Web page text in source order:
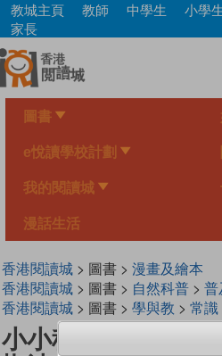
Skip
main
content
教城主頁 教師 中學生
小學
家長
圖書
e悅讀學校計劃
我的閱讀城
漫話生活
香港閱讀城> 圖書 > 漫畫及繪本
香港閱讀城> 圖書 > 自然科普> 普
香港閱讀城> 圖書 > 學與教 > 常識
小小科學家（第三